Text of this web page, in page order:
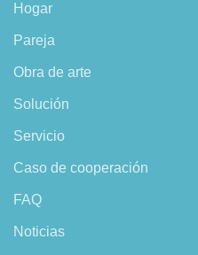
Hogar
Pareja
Obra de arte
Solución
Servicio
Caso de cooperación
FAQ
Noticias